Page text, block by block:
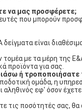
να μας προσφέρετε;
που μπορούν
είναι
με τα μέρη της
προϊόντα για σας.
ή
ομάδα, η
εφ' όσον έχετε
ποσότητές σας, θα